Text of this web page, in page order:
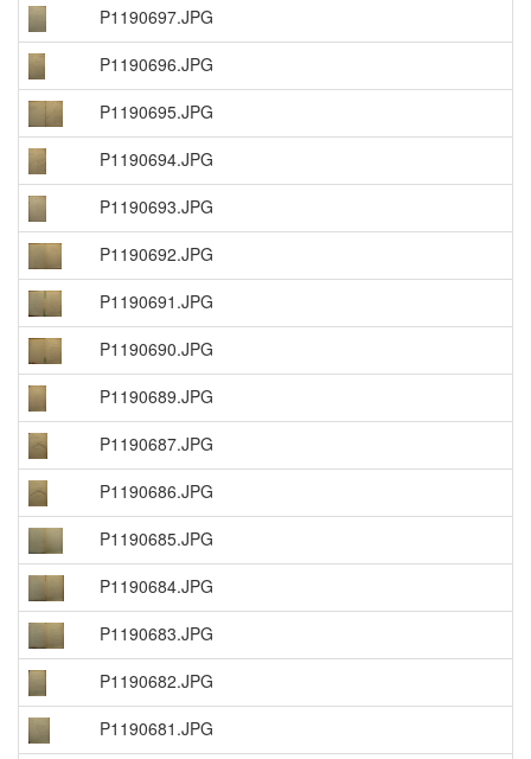
P1190697.JPG
P1190696.JPG
P1190695.JPG
P1190694.JPG
P1190693.JPG
P1190692.JPG
P1190691.JPG
P1190690.JPG
P1190689.JPG
P1190687.JPG
P1190686.JPG
P1190685.JPG
P1190684.JPG
P1190683.JPG
P1190682.JPG
P1190681.JPG